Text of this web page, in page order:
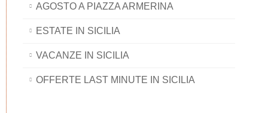
AGOSTO A PIAZZA ARMERINA
ESTATE IN SICILIA
VACANZE IN SICILIA
OFFERTE LAST MINUTE IN SICILIA